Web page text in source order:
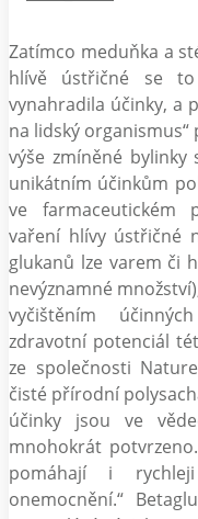
Zatímco meduňka a
hlívě ústřičné se
vynahradila účinky, a
na lidský
výše zmíněné
unikátním účinkům
ve farmaceutickém
vaření hlívy ústřičné
glukanů lze varem či
nevýznamné
vyčištěním
zdravotní potenciál
ze společnosti
čisté přírodní
účinky jsou ve
mnohokrát
pomáhají i
onemocnění.“